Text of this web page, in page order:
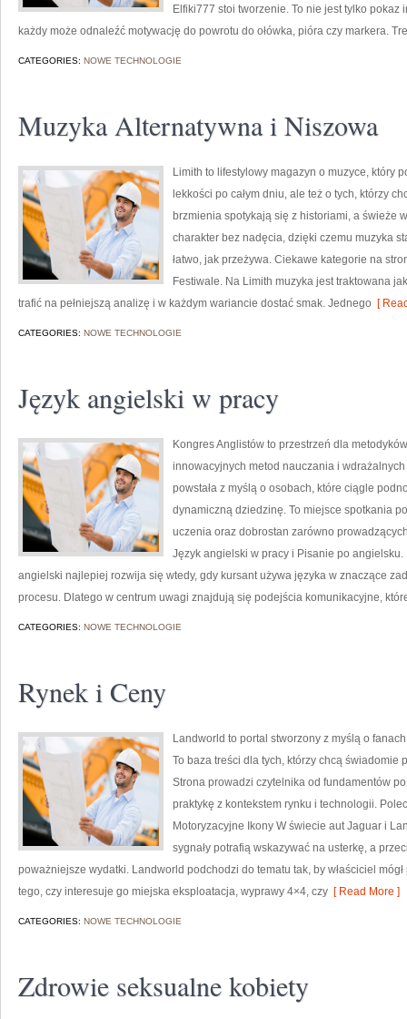
Elfiki777 stoi tworzenie. To nie jest tylko
każdy może odnaleźć motywację do powrotu do ołówka, pióra czy markera.
CATEGORIES: NOWE TECHNOLOGIE
Muzyka Alternatywna i Niszowa
Limith to lifestylowy magazyn o muzyce, który
lekkości po całym dniu, ale też o tych, którzy
brzmienia spotykają się z historiami, a świeże
charakter bez nadęcia, dzięki czemu muzyka
łatwo, jak przeżywa. Ciekawe kategorie na
Festiwale. Na Limith muzyka jest traktowana
trafić na pełniejszą analizę i w każdym wariancie dostać smak. Jednego [
CATEGORIES: NOWE TECHNOLOGIE
Język angielski w pracy
Kongres Anglistów to przestrzeń dla
innowacyjnych metod nauczania i
powstała z myślą o osobach, które ciągle
dynamiczną dziedzinę. To miejsce spotkania
uczenia oraz dobrostan zarówno
Język angielski w pracy i Pisanie po
angielski najlepiej rozwija się wtedy, gdy kursant używa języka w znaczące
procesu. Dlatego w centrum uwagi znajdują się podejścia komunikacyjne,
CATEGORIES: NOWE TECHNOLOGIE
Rynek i Ceny
Landworld to portal stworzony z myślą o
To baza treści dla tych, którzy chcą świadomie
Strona prowadzi czytelnika od fundamentów
praktykę z kontekstem rynku i technologii.
Motoryzacyjne Ikony W świecie aut Jaguar i
sygnały potrafią wskazywać na usterkę, a
poważniejsze wydatki. Landworld podchodzi do tematu tak, by właściciel
tego, czy interesuje go miejska eksploatacja, wyprawy 4×4, czy [ Read More ]
CATEGORIES: NOWE TECHNOLOGIE
Zdrowie seksualne kobiety